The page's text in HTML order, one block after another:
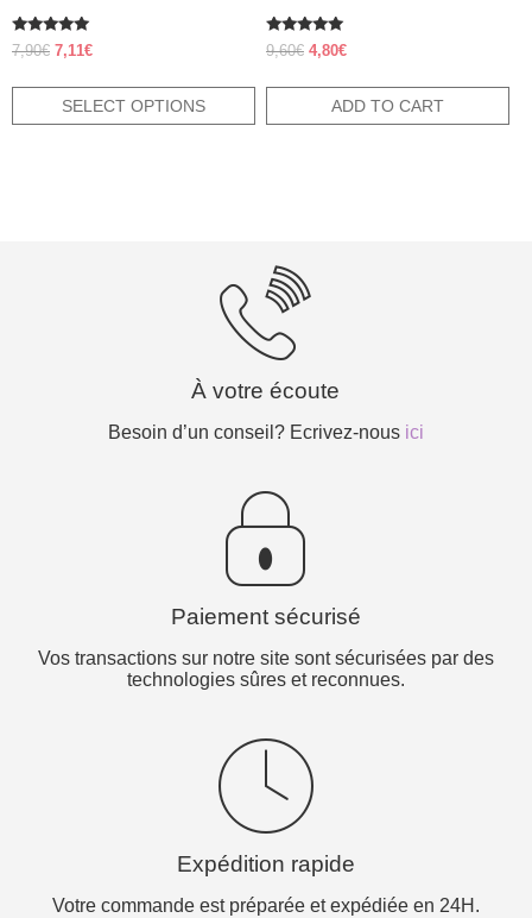
Rated
5.00
7,90€ Original
7,90€.
7,11€Current
7,11€.
SELECT OPTIONS
Rated
5.00
9,60€ Original
9,60€.
4,80€Current
4,80€.
ADD TO CART
À votre écoute
Besoin d’un conseil? Ecrivez-nous ici
Paiement sécurisé
Vos transactions sur notre site sont sécurisées par des
technologies sûres et reconnues.
Expédition rapide
Votre commande est préparée et expédiée en 24H.